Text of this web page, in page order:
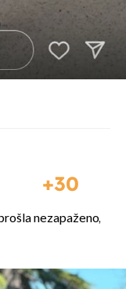
30
nezapaženo,